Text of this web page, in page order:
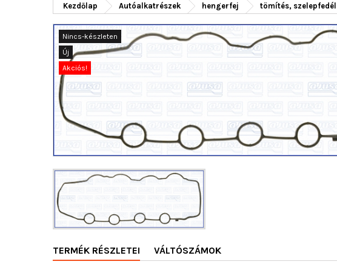
Kezdőlap Autóalkatrészek hengerfej tömítés, szelepfedél
Nincs-készleten
Új
Akciós!
TERMÉK RÉSZLETEI VÁLTÓSZÁMOK